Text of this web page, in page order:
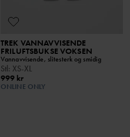
TREK VANNAVVISENDE
FRILUFTSBUKSE VOKSEN
Vannavvisende, slitesterk og smidig
Stl: XS-XL
999 kr
ONLINE ONLY